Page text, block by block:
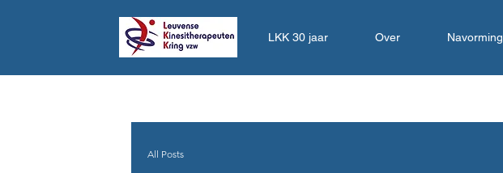
LKK 30 jaar Over Navorming
All Posts